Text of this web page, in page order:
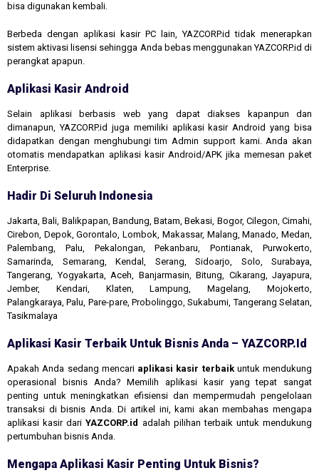
bisa digunakan kembali.
Berbeda dengan aplikasi kasir PC lain, YAZCORP.id tidak menerapkan
sistem aktivasi lisensi sehingga Anda bebas menggunakan YAZCORP.id di
perangkat apapun.
Aplikasi Kasir Android
Selain aplikasi berbasis web yang dapat diakses kapanpun dan
dimanapun, YAZCORP.id juga memiliki aplikasi kasir Android yang bisa
didapatkan dengan menghubungi tim Admin support kami. Anda akan
otomatis mendapatkan aplikasi kasir Android/APK jika memesan paket
Enterprise.
Hadir Di Seluruh Indonesia
Jakarta, Bali, Balikpapan, Bandung, Batam, Bekasi, Bogor, Cilegon, Cimahi,
Cirebon, Depok, Gorontalo, Lombok, Makassar, Malang, Manado, Medan,
Palembang, Palu, Pekalongan, Pekanbaru, Pontianak, Purwokerto,
Samarinda, Semarang, Kendal, Serang, Sidoarjo, Solo, Surabaya,
Tangerang, Yogyakarta, Aceh, Banjarmasin, Bitung, Cikarang, Jayapura,
Jember, Kendari, Klaten, Lampung, Magelang, Mojokerto,
Palangkaraya, Palu, Pare-pare, Probolinggo, Sukabumi, Tangerang Selatan,
Tasikmalaya
Aplikasi Kasir Terbaik Untuk Bisnis Anda – YAZCORP.id
Apakah Anda sedang mencari aplikasi kasir terbaikuntuk mendukung
operasional bisnis Anda? Memilih aplikasi kasir yang tepat sangat
penting untuk meningkatkan efisiensi dan mempermudah pengelolaan
transaksi di bisnis Anda. Di artikel ini, kami akan membahas mengapa
aplikasi kasir dariYAZCORP.id adalah pilihan terbaik untuk mendukung
pertumbuhan bisnis Anda.
Mengapa Aplikasi Kasir Penting Untuk Bisnis?